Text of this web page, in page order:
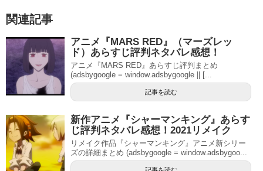
関連記事
アニメ『MARS RED』（マーズレッ
ド）あらすじ評判ネタバレ感想！
アニメ『MARS RED』あらすじ評判まとめ
(adsbygoogle = window.adsbygoogle || [...
記事を読む
新作アニメ『シャーマンキング』あらす
じ評判ネタバレ感想！2021リメイク
リメイク作品『シャーマンキング』アニメ新シリー
ズの詳細まとめ (adsbygoogle = window.adsbygoo...